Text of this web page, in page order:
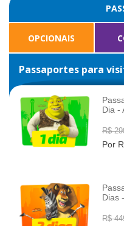
OPCIONAIS
Passaportes para
INFO
Dia -
R$
Por
INFO
Dias
R$